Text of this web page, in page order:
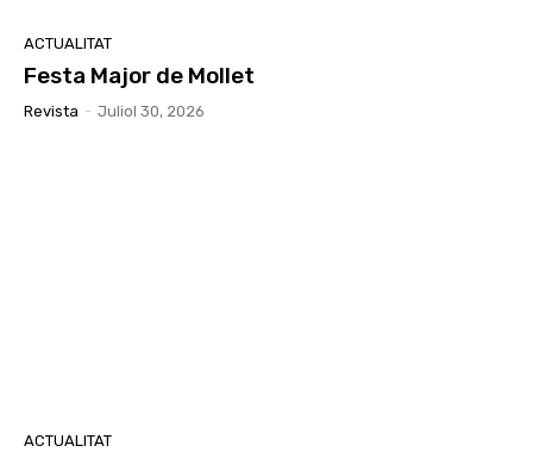
ACTUALITAT
Festa Major de Mollet
Revista - Juliol 30, 2026
ACTUALITAT